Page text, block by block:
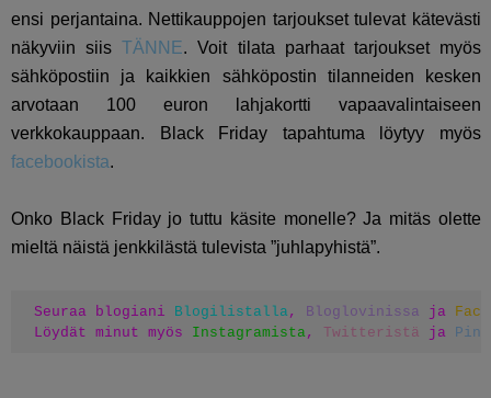
ensi perjantaina. Nettikauppojen tarjoukset tulevat kätevästi
näkyviin siisTÄNNE. Voit tilata parhaat tarjoukset myös
sähköpostiin ja kaikkien sähköpostin tilanneiden kesken
arvotaan 100 euron lahjakortti vapaavalintaiseen
verkkokauppaan. Black Friday tapahtuma löytyy myös
facebookista.
Onko Black Friday jo tuttu käsite monelle? Ja mitäs olette
mieltä näistä jenkkilästä tulevista ”juhlapyhistä”.
Seuraa blogiani Blogilistalla, Bloglovinissa ja
Löydät minut myös Instagramista, Twitteristä ja